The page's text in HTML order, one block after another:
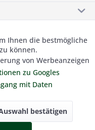
Alle Preise inkl.
Versandkosten.
Aktiv
Inaktiv
Inaktiv
Ihnen die bestmögliche
können.
von Werbeanzeigen
zu Googles
mit Daten
bestätigen